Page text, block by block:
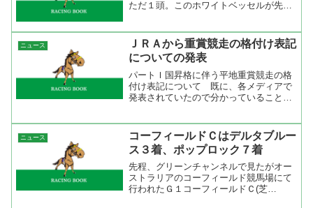
ただ１頭。このホワイトベッセルが先週
５頭が出走していた。これまでの最高着
順はホワイトベッセルの母...
ニュース
ＪＲＡから重賞競走の格付け表記
についての発表
パートＩ国昇格に伴う平地重賞競走の格
付け表記について 既に、各メディアで
発表されていたので分かっていることで
記は２００７年からで既に終わったレー
スも国際格付け競走に認定...
ニュース
コーフィールドＣはデルタブルー
ス３着、ポップロック７着
先程、グリーンチャンネルで見たがオー
ストラリアのコーフィールド競馬場にて
行われたＧ１コーフィールドＣ(芝